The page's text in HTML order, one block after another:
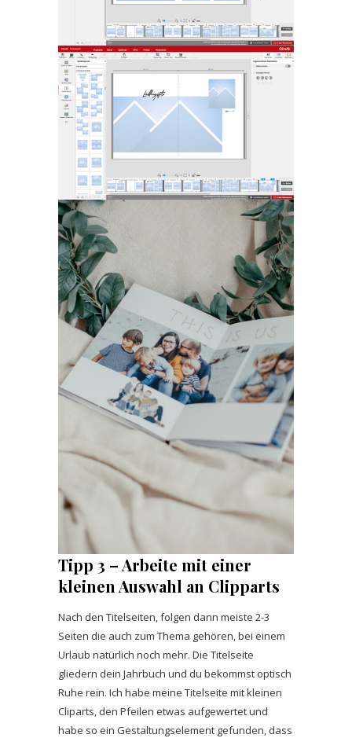
Tipp 3 – Arbeite mit einer
kleinen Auswahl an Clipparts
Nach den Titelseiten, folgen dann meiste 2-3
Seiten die auch zum Thema gehören, bei einem
Urlaub natürlich noch mehr. Die Titelseite
gliedern dein Jahrbuch und du bekommst optisch
Ruhe rein. Ich habe meine Titelseite mit kleinen
Cliparts, den Pfeilen etwas aufgewertet und
habe so ein Gestaltungselement gefunden, dass